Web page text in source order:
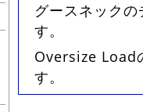
グースネック
す。
Oversize Load
す。